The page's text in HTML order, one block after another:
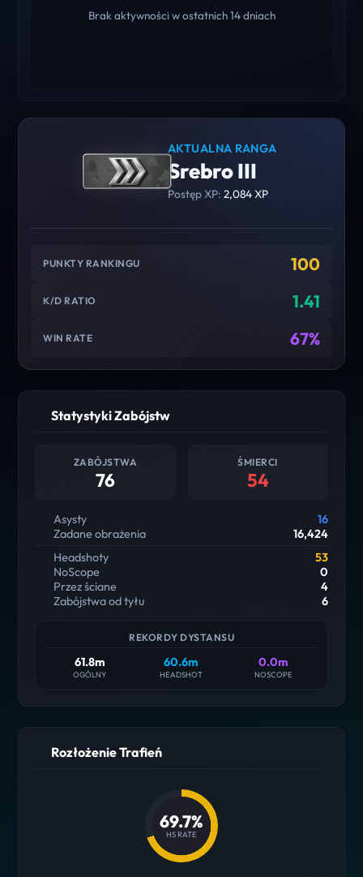
Brak aktywności w ostatnich 14 dniach
AKTUALNA RANGA
Srebro III
Postęp XP: 2,084 XP
PUNKTY RANKINGU 100
K/D RATIO 1.41
WIN RATE 67%
Statystyki Zabójstw
ZABÓJSTWA
76
ŚMIERCI
54
Asysty
16
Zadane obrażenia
16,424
Headshoty
53
NoScope
0
Przez ściane
4
Zabójstwa od tyłu
6
REKORDY DYSTANSU
61.8m
OGÓLNY
60.6m
HEADSHOT
0.0m
NOSCOPE
Rozłożenie Trafień
69.7%
HS RATE